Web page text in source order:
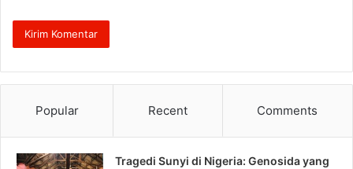
Popular Recent Comments
Tragedi Sunyi di Nigeria: Genosida yang